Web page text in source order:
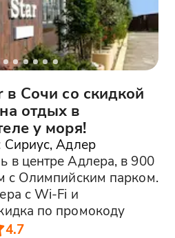
в Сочи со скидкой
отдых в
у моря!
Адлер
в центре Адлера, в 900
с Олимпийским парком.
с Wi-Fi и
по промокоду
4.7